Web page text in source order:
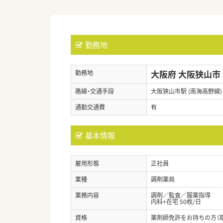
勤務地
勤務地 大阪府 大阪狭山市
路線・交通手段
大阪狭山市駅 (南海高野線)
通勤交通費
有
基本情報
雇用形態
正社員
業種
調剤薬局
業務内容
調剤／監査／服薬指導
内科+在宅 50枚/日
資格
薬剤師免許をお持ちの方（